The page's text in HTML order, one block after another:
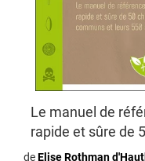
Le manuel de
rapide et sûre de
deElise Rothman